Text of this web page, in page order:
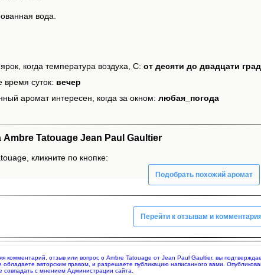
вода.
когда температура воздуха, С: от десяти до двадцати
время суток: вечер
аромат интересен, когда за окном: любая_погода
Tatouage Jean Paul Gaultier
кликните по кнопке:
Подобрать похожий аромат
Перейти к отзывам и
комментарий, отзыв или вопрос о Ambre Tatouage от Jean Paul Gaultier, вы
авторским правом, и разрешаете публикацию написанного вами.
с мнением Администрации сайта.